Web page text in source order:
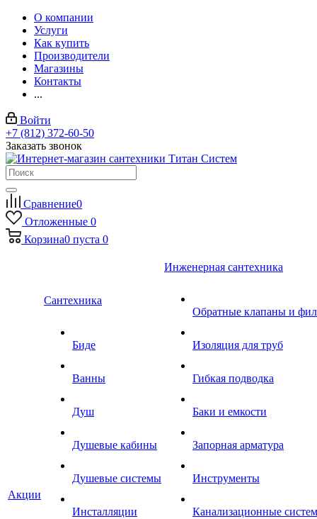
О компании
Услуги
Как купить
Производители
Магазины
Контакты
...
Войти
+7 (812) 372-60-50
Заказать звонок
Сравнение0
Отложенные 0
Корзина0 пуста 0
Акции
Сантехника
Биде
Ванны
Душ
Душевые кабины
Душевые системы
Инсталляции
Инженерная сантехника
Обратные клапаны и
Изоляция для труб
Гибкая подводка
Баки и емкости
Запорная арматура
Инструменты
Канализационные